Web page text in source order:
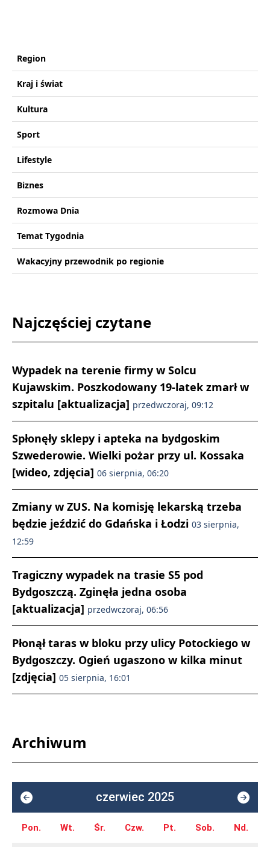
Region
Kraj i świat
Kultura
Sport
Lifestyle
Biznes
Rozmowa Dnia
Temat Tygodnia
Wakacyjny przewodnik po regionie
Najczęściej czytane
Wypadek na terenie firmy w Solcu
Kujawskim. Poszkodowany 19-latek zmarł w
szpitalu [aktualizacja] przedwczoraj, 09:12
Spłonęły sklepy i apteka na bydgoskim
Szwederowie. Wielki pożar przy ul. Kossaka
[wideo, zdjęcia] 06 sierpnia, 06:20
Zmiany w ZUS. Na komisję lekarską trzeba
będzie jeździć do Gdańska i Łodzi 03 sierpnia,
12:59
Tragiczny wypadek na trasie S5 pod
Bydgoszczą. Zginęła jedna osoba
[aktualizacja] przedwczoraj, 06:56
Płonął taras w bloku przy ulicy Potockiego w
Bydgoszczy. Ogień ugaszono w kilka minut
[zdjęcia] 05 sierpnia, 16:01
Archiwum
czerwiec 2025
Pon. Wt. Śr. Czw. Pt. Sob. Nd.